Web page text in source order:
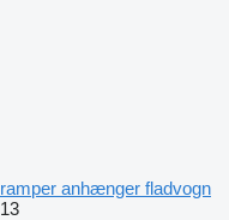
ramper anhænger fladvogn
13